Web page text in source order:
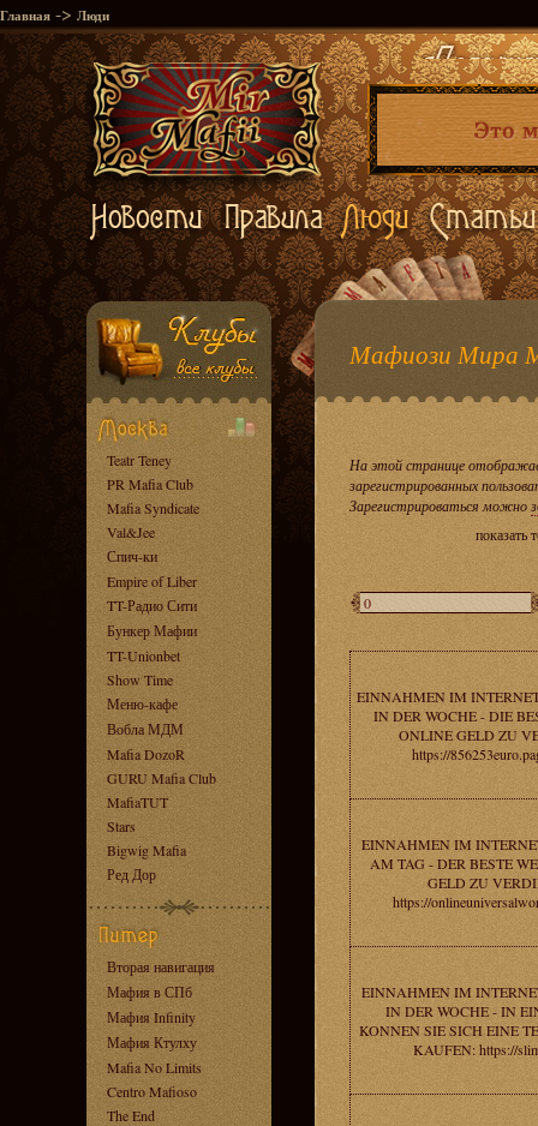
Главная -> Люди
Teatr Teney
PR Mafia Club
Mafia Syndicate
Val&Jee
Спич-ки
Empire of Liber
TT-Радио Сити
Бункер Мафии
TT-Unionbet
Show Time
Меню-кафе
Вобла МДМ
Mafia DozoR
GURU Mafia Club
MafiaTUT
Stars
Bigwig Mafia
Ред Дор
Вторая навигация
Мафия в СПб
Мафия Infinity
Мафия Ктулху
Mafia No Limits
Centro Mafioso
The End
Мафиози Мира
На этой странице
зарегистрированных
Зарегистрироваться можно
показать
EINNAHMEN IM
IN DER WOCHE - DIE
ONLINE GELD ZU
https://
EINNAHMEN IM
AM TAG - DER BESTE
GELD ZU
https://
EINNAHMEN IM
IN DER WOCHE - IN
KONNEN SIE SICH EINE
KAUFEN: https://